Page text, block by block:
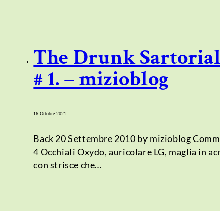
The Drunk
# 1. – mizioblog
16 Ottobre 2021
Back 20 Settembre 2010 by mizioblog
4 Occhiali Oxydo, auricolare LG, maglia in
con strisce che…